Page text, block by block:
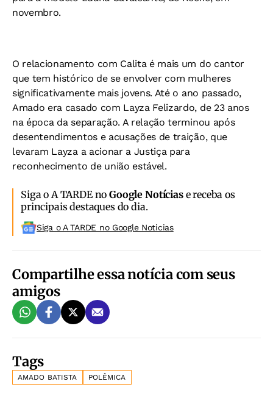
novembro.
O relacionamento com Calita é mais um do cantor
que tem histórico de se envolver com mulheres
significativamente mais jovens. Até o ano passado,
Amado era casado com Layza Felizardo, de 23 anos
na época da separação. A relação terminou após
desentendimentos e acusações de traição, que
levaram Layza a acionar a Justiça para
reconhecimento de união estável.
Siga o A TARDE noGoogle Notíciase receba os
principais destaques do dia.
Siga o A TARDE no Google Noticias
Compartilhe essa notícia com seus
amigos
Tags
AMADO BATISTA POLÊMICA